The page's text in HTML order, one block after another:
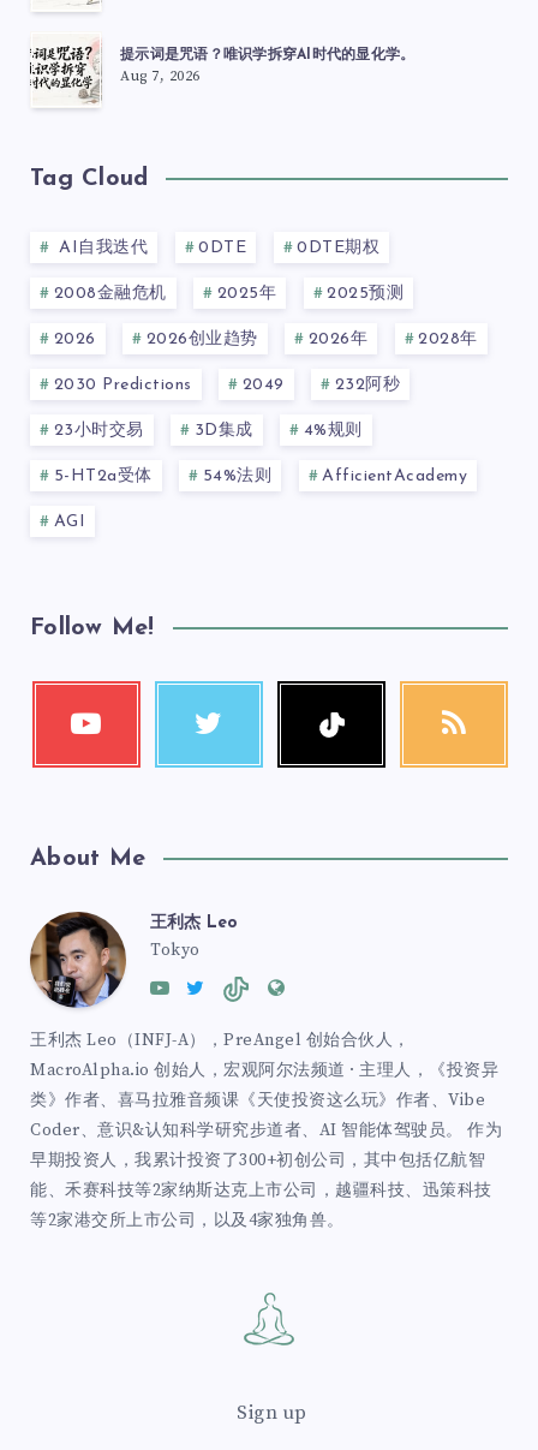
提示词是咒语？唯识学拆穿AI时代的显化学。
Aug 7, 2026
Tag Cloud
AI自我迭代 0DTE 0DTE期权
2008金融危机 2025年 2025预测
2026 2026创业趋势 2026年 2028年
2030 Predictions 2049 232阿秒
23小时交易 3D集成 4%规则
5-HT2a受体 54%法则 AfficientAcademy
AGI
Follow Me!
About Me
王利杰 Leo
Tokyo
王利杰 Leo（INFJ-A），PreAngel 创始合伙人，
MacroAlpha.io 创始人，宏观阿尔法频道 · 主理人，《投资异
类》作者、喜马拉雅音频课《天使投资这么玩》作者、Vibe
Coder、意识&认知科学研究步道者、AI 智能体驾驶员。 作为
早期投资人，我累计投资了300+初创公司，其中包括亿航智
能、禾赛科技等2家纳斯达克上市公司，越疆科技、迅策科技
等2家港交所上市公司，以及4家独角兽。
Sign up